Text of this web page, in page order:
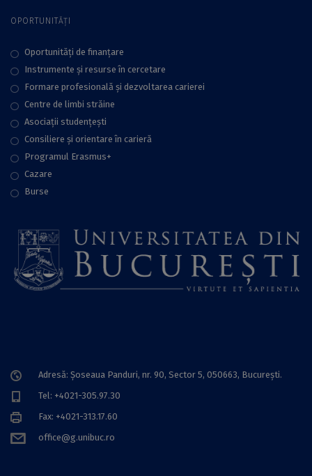
OPORTUNITĂȚI
Oportunități de finanțare
Instrumente și resurse în cercetare
Formare profesională și dezvoltarea carierei
Centre de limbi străine
Asociații studențești
Consiliere şi orientare în carieră
Programul Erasmus+
Cazare
Burse
Adresă: Șoseaua Panduri, nr. 90, Sector 5, 050663, Bucureşti.
Tel: +4021-305.97.30
Fax: +4021-313.17.60
office@g.unibuc.ro